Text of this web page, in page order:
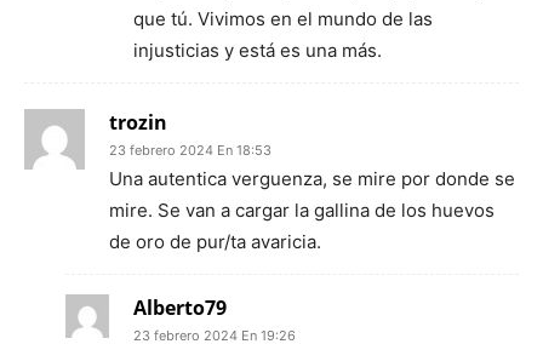
que tú. Vivimos en el mundo de las
injusticias y está es una más.
trozin
23 febrero 2024 En 18:53
Una autentica verguenza, se mire por donde se
mire. Se van a cargar la gallina de los huevos
de oro de pur/ta avaricia.
Alberto79
23 febrero 2024 En 19:26